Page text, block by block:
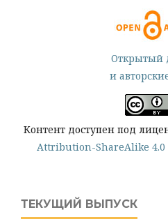
Открытый
и
Контент доступен под
Attribution-ShareAlike
ТЕКУЩИЙ ВЫПУСК